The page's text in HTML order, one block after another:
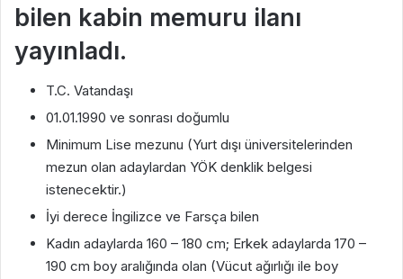
bilen kabin memuru ilanı
yayınladı.
T.C. Vatandaşı
01.01.1990 ve sonrası doğumlu
Minimum Lise mezunu (Yurt dışı üniversitelerinden
mezun olan adaylardan YÖK denklik belgesi
istenecektir.)
İyi derece İngilizce ve Farsça bilen
Kadın adaylarda 160 – 180 cm; Erkek adaylarda 170 –
190 cm boy aralığında olan (Vücut ağırlığı ile boy